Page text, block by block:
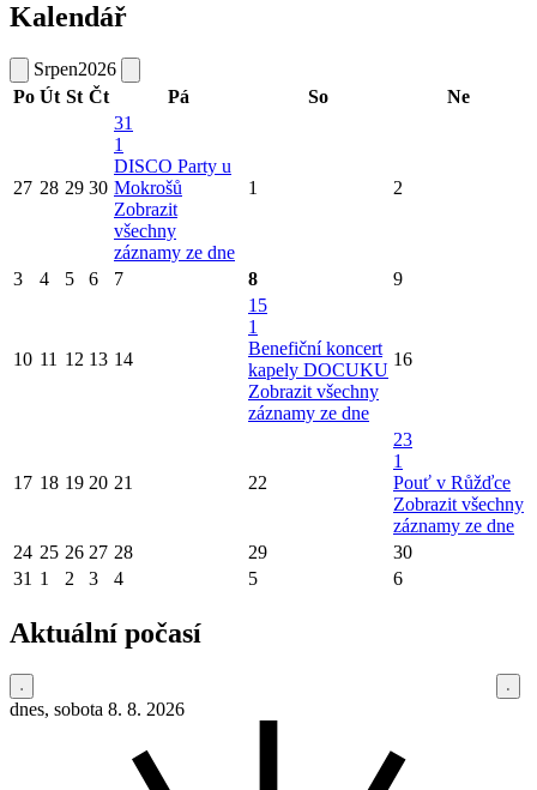
Kalendář
Srpen2026
Po Út St Čt Pá So Ne
27 28 29 30
31
1
DISCO Party u
Mokrošů
Zobrazit
všechny
záznamy ze dne
1 2
3 4 5 6 7 8 9
10 11 12 13 14
15
1
Benefiční koncert
kapely DOCUKU
Zobrazit všechny
záznamy ze dne
16
17 18 19 20 21 22
23
1
Pouť v Růžďce
Zobrazit všechny
záznamy ze dne
24 25 26 27 28 29
30
31 1 2 3 4 5 6
Aktuální počasí
dnes, sobota 8. 8. 2026